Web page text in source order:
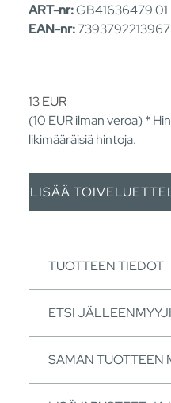
ART-nr:GB41636479 01
EAN-nr:7393792213967
13EUR
(10 EURilman veroa) *
likimääräisiä hintoja.
LISÄÄ
TUOTTEEN TIEDOT
ETSI
SAMAN TUOTTEEN